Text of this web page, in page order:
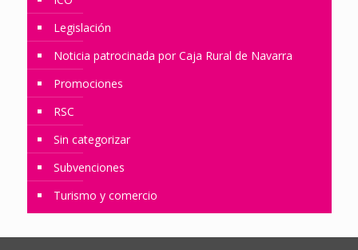
Legislación
Noticia patrocinada por Caja Rural de Navarra
Promociones
RSC
Sin categorizar
Subvenciones
Turismo y comercio